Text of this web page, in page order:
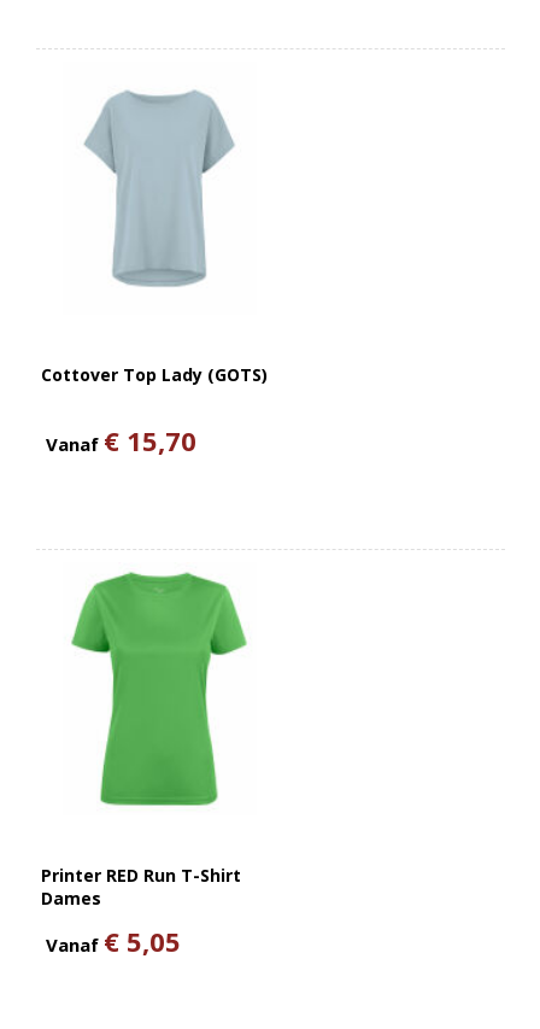
Cottover Top Lady (GOTS)
Vanaf € 15,70
Printer RED Run T-Shirt
Dames
Vanaf € 5,05